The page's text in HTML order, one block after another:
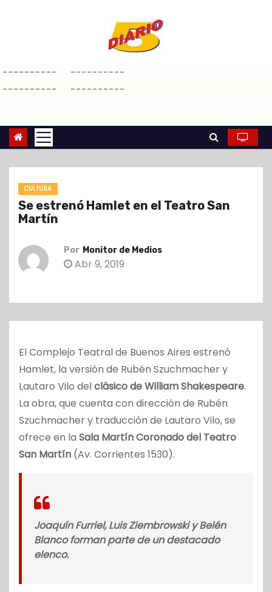
a
r
l
----------
----------
----------
----------
CULTURA
Se estrenó Hamlet en el Teatro San
Martín
Por Monitor de Medios
Abr 9, 2019
El Complejo Teatral de Buenos Aires estrenó
Hamlet, la versión de Rubén Szuchmacher y
Lautaro Vilo delclásico de William Shakespeare.
La obra, que cuenta con dirección de Rubén
Szuchmacher y traducción de Lautaro Vilo, se
ofrece en la Sala Martín Coronado del Teatro
San Martín (Av. Corrientes 1530).
Joaquín Furriel, Luis Ziembrowski y Belén
Blanco forman parte de un destacado
elenco.